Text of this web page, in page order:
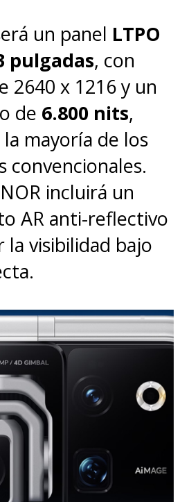
un panel LTPO
pulgadas, con
2640 x 1216 y un
de 6.800 nits,
mayoría de los
convencionales.
incluirá un
AR anti-reflectivo
la visibilidad bajo